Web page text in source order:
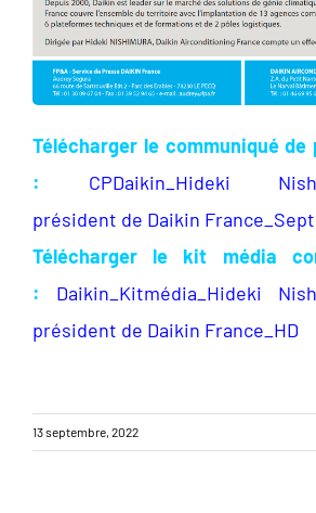
Télécharger le communiqué
: CPDaikin_Hideki
président de Daikin
Télécharger le kit média
: Daikin_Kitmédia_Hideki
président de Daikin France_HD
13 septembre, 2022